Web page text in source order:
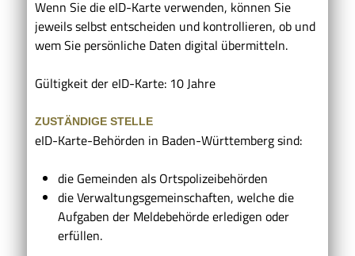
Wenn Sie die eID-Karte verwenden, können Sie
jeweils selbst entscheiden und kontrollieren, ob und
wem Sie persönliche Daten digital übermitteln.
Gültigkeit der eID-Karte: 10 Jahre
ZUSTÄNDIGE STELLE
eID-Karte-Behörden in Baden-Württemberg sind:
die Gemeinden als Ortspolizeibehörden
die Verwaltungsgemeinschaften, welche die
Aufgaben der Meldebehörde erledigen oder
erfüllen.